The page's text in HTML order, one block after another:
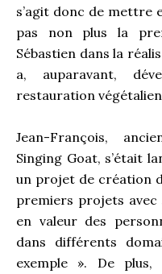
s’agit donc de mettre
pas non plus la
Sébastien dans la
a, auparavant,
restauration
Jean-François,
Singing Goat, s’était
un projet de création
premiers projets avec
en valeur des
dans différents
exemple ». De plus,